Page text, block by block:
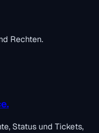
Rechten.
Status und Tickets,